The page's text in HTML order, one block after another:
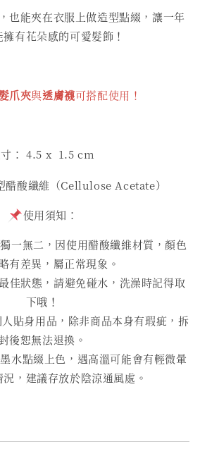
也能夾在衣服上做造型點綴，讓一年
有花朵感的可愛髮飾！
爪夾與透膚襪可搭配使用！
： 4.5 x 1.5 cm
醋酸纖維（Cellulose Acetate）
使用須知：
無二，因使用醋酸纖維材質，顏色
有差異，屬正常現象。
狀態，請避免碰水，洗澡時記得取
下哦！
身用品，除非商品本身有瑕疵，拆
後恕無法退換。
點綴上色，遇高溫可能會有輕微暈
，建議存放於陰涼通風處。